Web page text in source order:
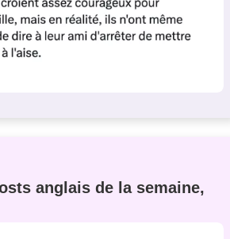
anglais de la semaine,